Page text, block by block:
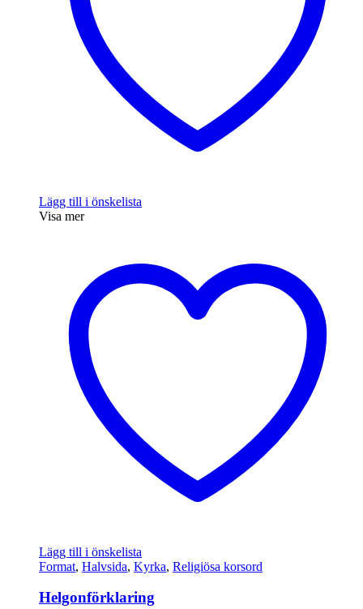
Lägg till i önskelista
Visa mer
Lägg till i önskelista
Format, Halvsida, Kyrka, Religiösa korsord
Helgonförklaring